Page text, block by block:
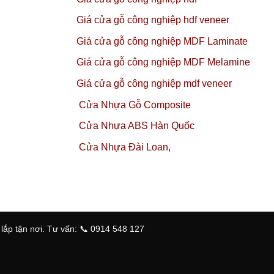
Giá cửa gỗ công nghiệp hdf veneer
Giá cửa gỗ công nghiệp MDF Laminate
Giá cửa gỗ công nghiệp MDF Melamine
Giá cửa gỗ công nghiệp mdf veneer
Cửa Nhựa Gỗ Composite
Cửa Nhựa ABS Hàn Quốc
Cửa Nhựa Đài Loan,
tận nơi. Tư vấn: 📞 0914 548 127